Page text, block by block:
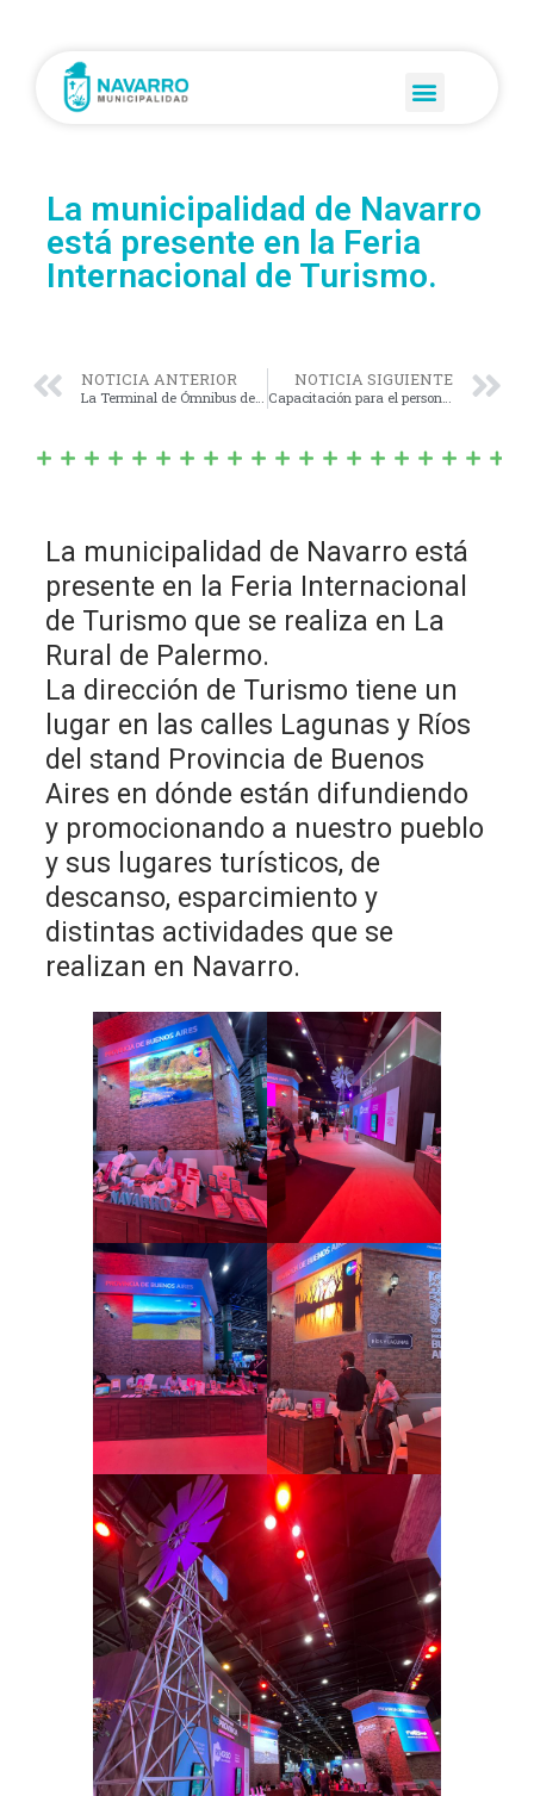
La municipalidad de Navarro
está presente en la Feria
Internacional de Turismo.
NOTICIA ANTERIOR
La Terminal de Ómnibus de Navarro cuenta con dos terminales (TAS)
NOTICIA SIGUIENTE
Capacitación para el personal del hospital municipal San Antonio de Padua.
La municipalidad de Navarro está
presente en la Feria Internacional
de Turismo que se realiza en La
Rural de Palermo.
La dirección de Turismo tiene un
lugar en las calles Lagunas y Ríos
del stand Provincia de Buenos
Aires en dónde están difundiendo
y promocionando a nuestro pueblo
y sus lugares turísticos, de
descanso, esparcimiento y
distintas actividades que se
realizan en Navarro.